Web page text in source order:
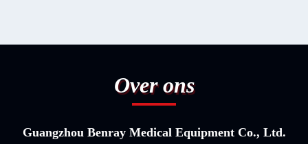
Over ons
Guangzhou Benray Medical Equipment Co., Ltd.